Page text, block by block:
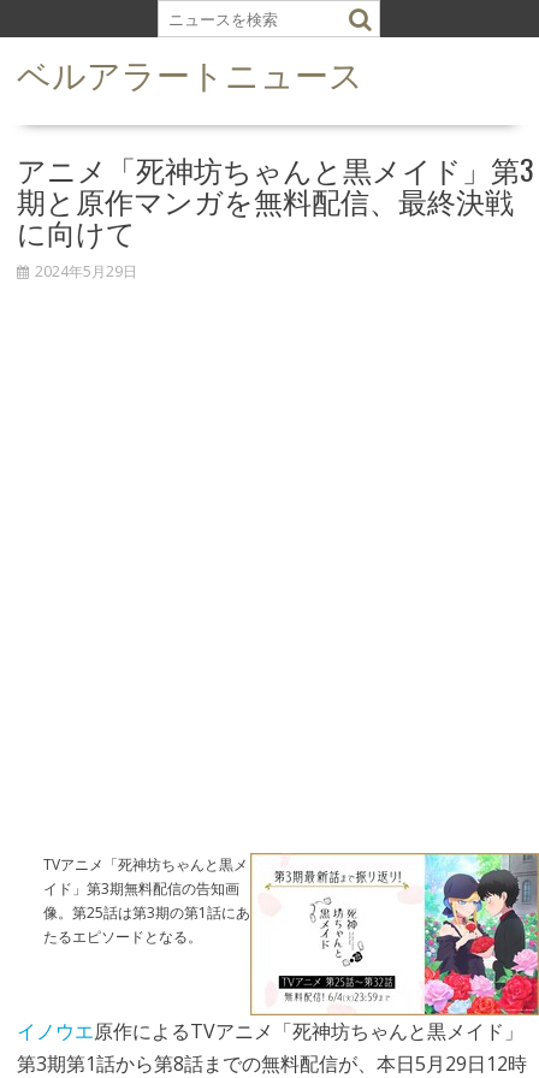
k
ベルアラートニュース
アニメ「死神坊ちゃんと黒メイド」第3
期と原作マンガを無料配信、最終決戦
に向けて
2024年5月29日
TVアニメ「死神坊ちゃんと黒メ
イド」第3期無料配信の告知画
像。第25話は第3期の第1話にあ
たるエピソードとなる。
イノウエ原作によるTVアニメ「死神坊ちゃんと黒メイド」
第3期第1話から第8話までの無料配信が、本日5月29日12時